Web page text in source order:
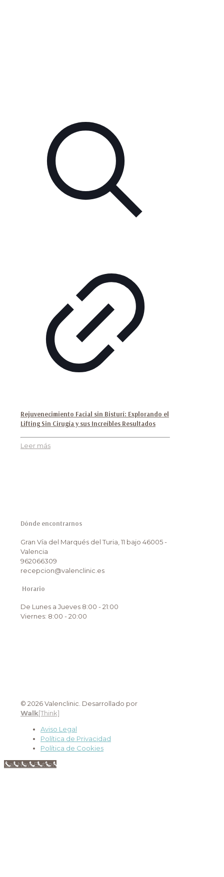
Rejuvenecimiento Facial sin Bisturí: Explorando el
Lifting Sin Cirugía y sus Increíbles Resultados
Leer más
Dónde encontrarnos
Gran Vía del Marqués del Turia, 11 bajo 46005 -
Valencia
962066309
recepcion@valenclinic.es
Horario
De Lunes a Jueves 8:00 - 21:00
Viernes: 8:00 - 20:00
© 2026 Valenclinic. Desarrollado por
Walk[Think]
Aviso Legal
Política de Privacidad
Política de Cookies
Call Now Button